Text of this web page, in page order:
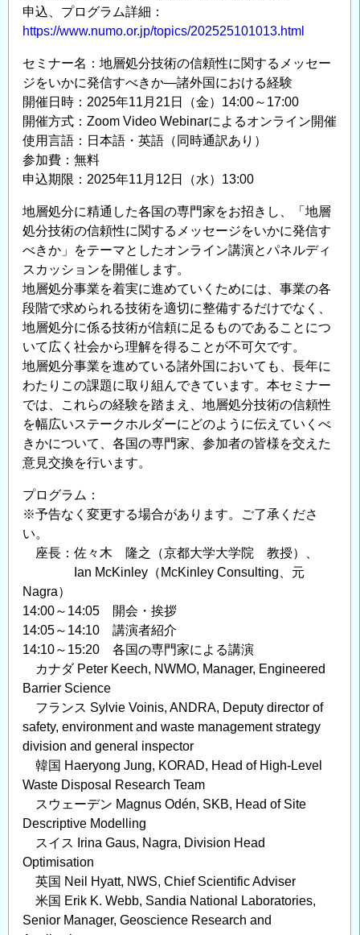
申込、プログラム詳細：
https://www.numo.or.jp/topics/202525101013.html
セミナー名：地層処分技術の信頼性に関するメッセー
ジをいかに発信すべきか―諸外国における経験
開催日時：2025年11月21日（金）14:00～17:00
開催方式：Zoom Video Webinarによるオンライン開催
使用言語：日本語・英語（同時通訳あり）
参加費：無料
申込期限：2025年11月12日（水）13:00
地層処分に精通した各国の専門家をお招きし、「地層
処分技術の信頼性に関するメッセージをいかに発信す
べきか」をテーマとしたオンライン講演とパネルディ
スカッションを開催します。
地層処分事業を着実に進めていくためには、事業の各
段階で求められる技術を適切に整備するだけでなく、
地層処分に係る技術が信頼に足るものであることにつ
いて広く社会から理解を得ることが不可欠です。
地層処分事業を進めている諸外国においても、長年に
わたりこの課題に取り組んできています。本セミナー
では、これらの経験を踏まえ、地層処分技術の信頼性
を幅広いステークホルダーにどのように伝えていくべ
きかについて、各国の専門家、参加者の皆様を交えた
意見交換を行います。
プログラム：
※予告なく変更する場合があります。ご了承くださ
い。
座長：佐々木 隆之（京都大学大学院 教授）、
Ian McKinley（McKinley Consulting、元
Nagra）
14:00～14:05 開会・挨拶
14:05～14:10 講演者紹介
14:10～15:20 各国の専門家による講演
カナダ Peter Keech, NWMO, Manager, Engineered
Barrier Science
フランス Sylvie Voinis, ANDRA, Deputy director of
safety, environment and waste management strategy
division and general inspector
韓国 Haeryong Jung, KORAD, Head of High-Level
Waste Disposal Research Team
スウェーデン Magnus Odén, SKB, Head of Site
Descriptive Modelling
スイス Irina Gaus, Nagra, Division Head
Optimisation
英国 Neil Hyatt, NWS, Chief Scientific Adviser
米国 Erik K. Webb, Sandia National Laboratories,
Senior Manager, Geoscience Research and